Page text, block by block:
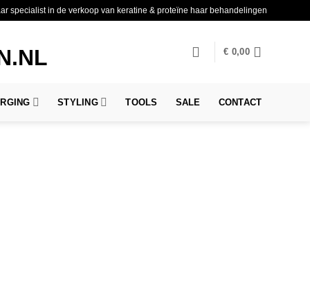
specialist in de verkoop van keratine & proteïne haar behandelingen
€ 0,00
STYLING TOOLS SALE CONTACT